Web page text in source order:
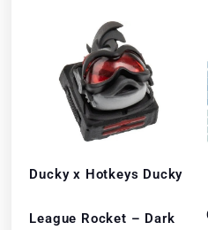
Ducky x Hotkeys Ducky
League Rocket – Dark